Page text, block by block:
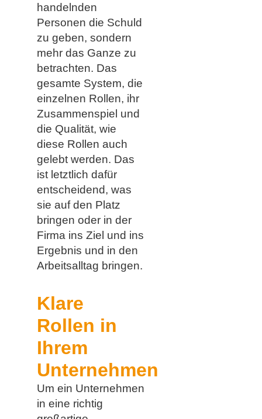
handelnden
Personen die Schuld
zu geben, sondern
mehr das Ganze zu
betrachten. Das
gesamte System, die
einzelnen Rollen, ihr
Zusammenspiel und
die Qualität, wie
diese Rollen auch
gelebt werden. Das
ist letztlich dafür
entscheidend, was
sie auf den Platz
bringen oder in der
Firma ins Ziel und ins
Ergebnis und in den
Arbeitsalltag bringen.
Klare
Rollen in
Ihrem
Unternehmen
Um ein Unternehmen
in eine richtig